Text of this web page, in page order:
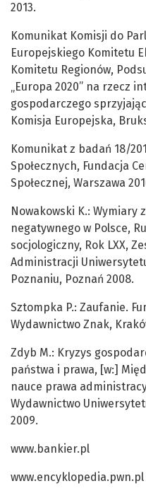
2013.
Komunikat Komisji do
Europejskiego Komitetu
Komitetu Regionów,
„Europa 2020” na rzecz
gospodarczego
Komisja Europejska,
Komunikat z badań 18/
Społecznych, Fundacja
Społecznej, Warszawa
Nowakowski K.:
negatywnego w Polsce,
socjologiczny, Rok LXX,
Administracji
Poznaniu, Poznań 2008.
Sztompka P.: Zaufanie.
Wydawnictwo Znak,
Zdyb M.: Kryzys
państwa i prawa, [w:]
nauce prawa
Wydawnictwo
2009.
www.bankier.pl
www.encyklopedia.pwn.pl